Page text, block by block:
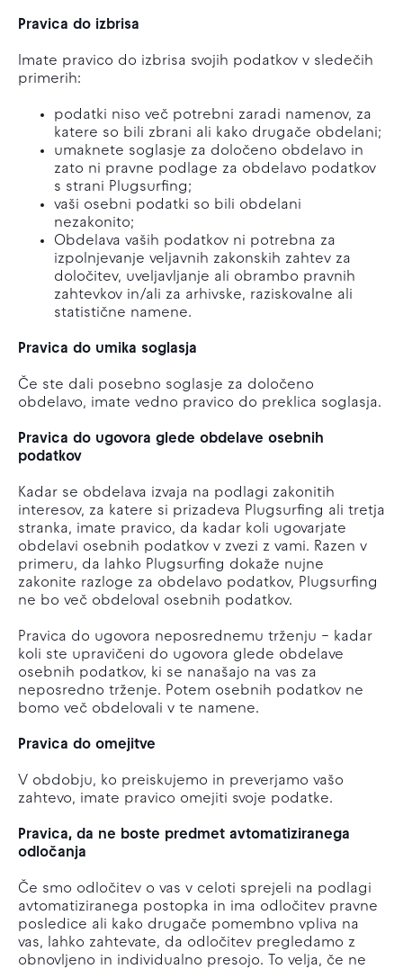
Pravica do izbrisa
Imate pravico do izbrisa svojih podatkov v sledečih
primerih:
podatki niso več potrebni zaradi namenov, za
katere so bili zbrani ali kako drugače obdelani;
umaknete soglasje za določeno obdelavo in
zato ni pravne podlage za obdelavo podatkov
s strani Plugsurfing;
vaši osebni podatki so bili obdelani
nezakonito;
Obdelava vaših podatkov ni potrebna za
izpolnjevanje veljavnih zakonskih zahtev za
določitev, uveljavljanje ali obrambo pravnih
zahtevkov in/ali za arhivske, raziskovalne ali
statistične namene.
Pravica do umika soglasja
Če ste dali posebno soglasje za določeno
obdelavo, imate vedno pravico do preklica soglasja.
Pravica do ugovora glede obdelave osebnih
podatkov
Kadar se obdelava izvaja na podlagi zakonitih
interesov, za katere si prizadeva Plugsurfing ali tretja
stranka, imate pravico, da kadar koli ugovarjate
obdelavi osebnih podatkov v zvezi z vami. Razen v
primeru, da lahko Plugsurfing dokaže nujne
zakonite razloge za obdelavo podatkov, Plugsurfing
ne bo več obdeloval osebnih podatkov.
Pravica do ugovora neposrednemu trženju – kadar
koli ste upravičeni do ugovora glede obdelave
osebnih podatkov, ki se nanašajo na vas za
neposredno trženje. Potem osebnih podatkov ne
bomo več obdelovali v te namene.
Pravica do omejitve
V obdobju, ko preiskujemo in preverjamo vašo
zahtevo, imate pravico omejiti svoje podatke.
Pravica, da ne boste predmet avtomatiziranega
odločanja
Če smo odločitev o vas v celoti sprejeli na podlagi
avtomatiziranega postopka in ima odločitev pravne
posledice ali kako drugače pomembno vpliva na
vas, lahko zahtevate, da odločitev pregledamo z
obnovljeno in individualno presojo. To velja, če ne